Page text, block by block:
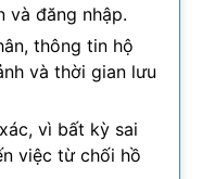
và đăng nhập.
thông tin hộ
và thời gian lưu
vì bất kỳ sai
việc từ chối hồ